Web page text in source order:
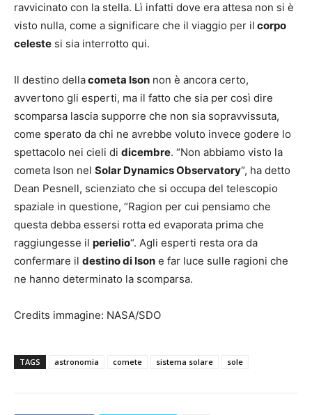
ravvicinato con la stella. Lì infatti dove era attesa non si è
visto nulla, come a significare che il viaggio per il corpo
celeste si sia interrotto qui.
Il destino dellacometa Ison non è ancora certo,
avvertono gli esperti, ma il fatto che sia per così dire
scomparsa lascia supporre che non sia sopravvissuta,
come sperato da chi ne avrebbe voluto invece godere lo
spettacolo nei cieli di dicembre. “Non abbiamo visto la
cometa Ison nel Solar Dynamics Observatory“, ha detto
Dean Pesnell, scienziato che si occupa del telescopio
spaziale in questione, “Ragion per cui pensiamo che
questa debba essersi rotta ed evaporata prima che
raggiungesse il perielio“. Agli esperti resta ora da
confermare il destino di Ison e far luce sulle ragioni che
ne hanno determinato la scomparsa.
Credits immagine: NASA/SDO
TAGS astronomia comete sistema solare sole